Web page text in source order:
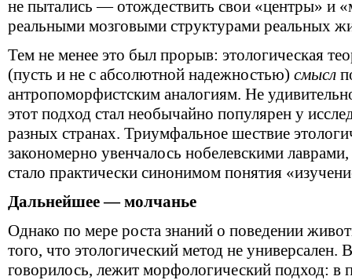
не пытались — отождествить свои «центры» и
реальными мозговыми структурами реальных
Тем не менее это был прорыв: этологическая
(пусть и не с абсолютной надежностью) смысл
антропоморфистским аналогиям. Не
этот подход стал необычайно популярен у
разных странах. Триумфальное шествие
закономерно увенчалось нобелевскими
стало практически синонимом понятия
Дальнейшее — молчанье
Однако по мере роста знаний о поведении
того, что этологический метод не универсален.
говорилось, лежит морфологический подход: в